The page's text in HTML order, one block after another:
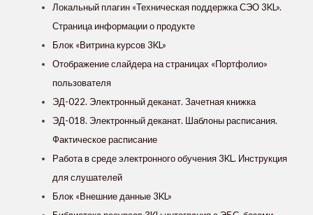
Локальный плагин «Техническая поддержка СЭО 3KL».
Страница информации о продукте
Блок «Витрина курсов 3KL»
Отображение слайдера на страницах «Портфолио»
пользователя
ЭД-022. Электронный деканат. Зачетная книжка
ЭД-018. Электронный деканат. Шаблоны расписания.
Фактическое расписание
Работа в среде электронного обучения 3KL. Инструкция
для слушателей
Блок «Внешние данные 3KL»